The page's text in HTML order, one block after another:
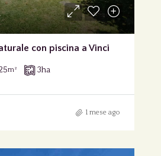
con piscina a Vinci
m² 3ha
1 mese ago